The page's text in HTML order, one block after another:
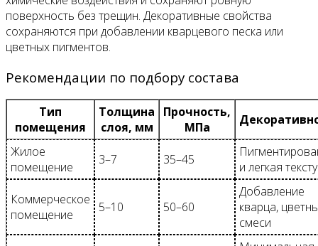
поверхность без трещин. Декоративные свойства
сохраняются при добавлении кварцевого песка или
цветных пигментов.
Рекомендации по подбору состава
Тип
помещения
Толщина
слоя, мм
Прочность,
МПа
Жилое
помещение
3–7 35–45
и легкая
Коммерческое
помещение
5–10 50–60
Добавление
кварца,
смеси